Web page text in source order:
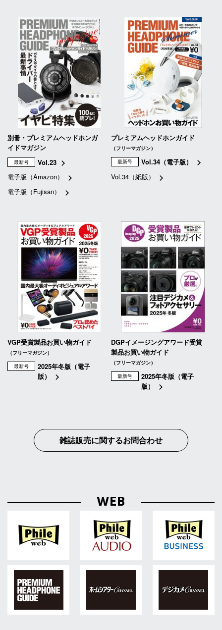
別冊・プレミアムヘッドホンガ
イドマガジン
最新号
Vol.23
電子版（Amazon）
電子版（Fujisan）
プレミアムヘッドホンガイド
（フリーマガジン）
最新号
Vol.34（電子版）
Vol.34（紙版）
VGP受賞製品お買い物ガイド
（フリーマガジン）
最新号
2025年冬版（電子
版）
DGPイメージングアワード受賞
製品お買い物ガイド
（フリーマガジン）
最新号
2025年冬版（電子
版）
雑誌販売に関するお問合わせ
WEB